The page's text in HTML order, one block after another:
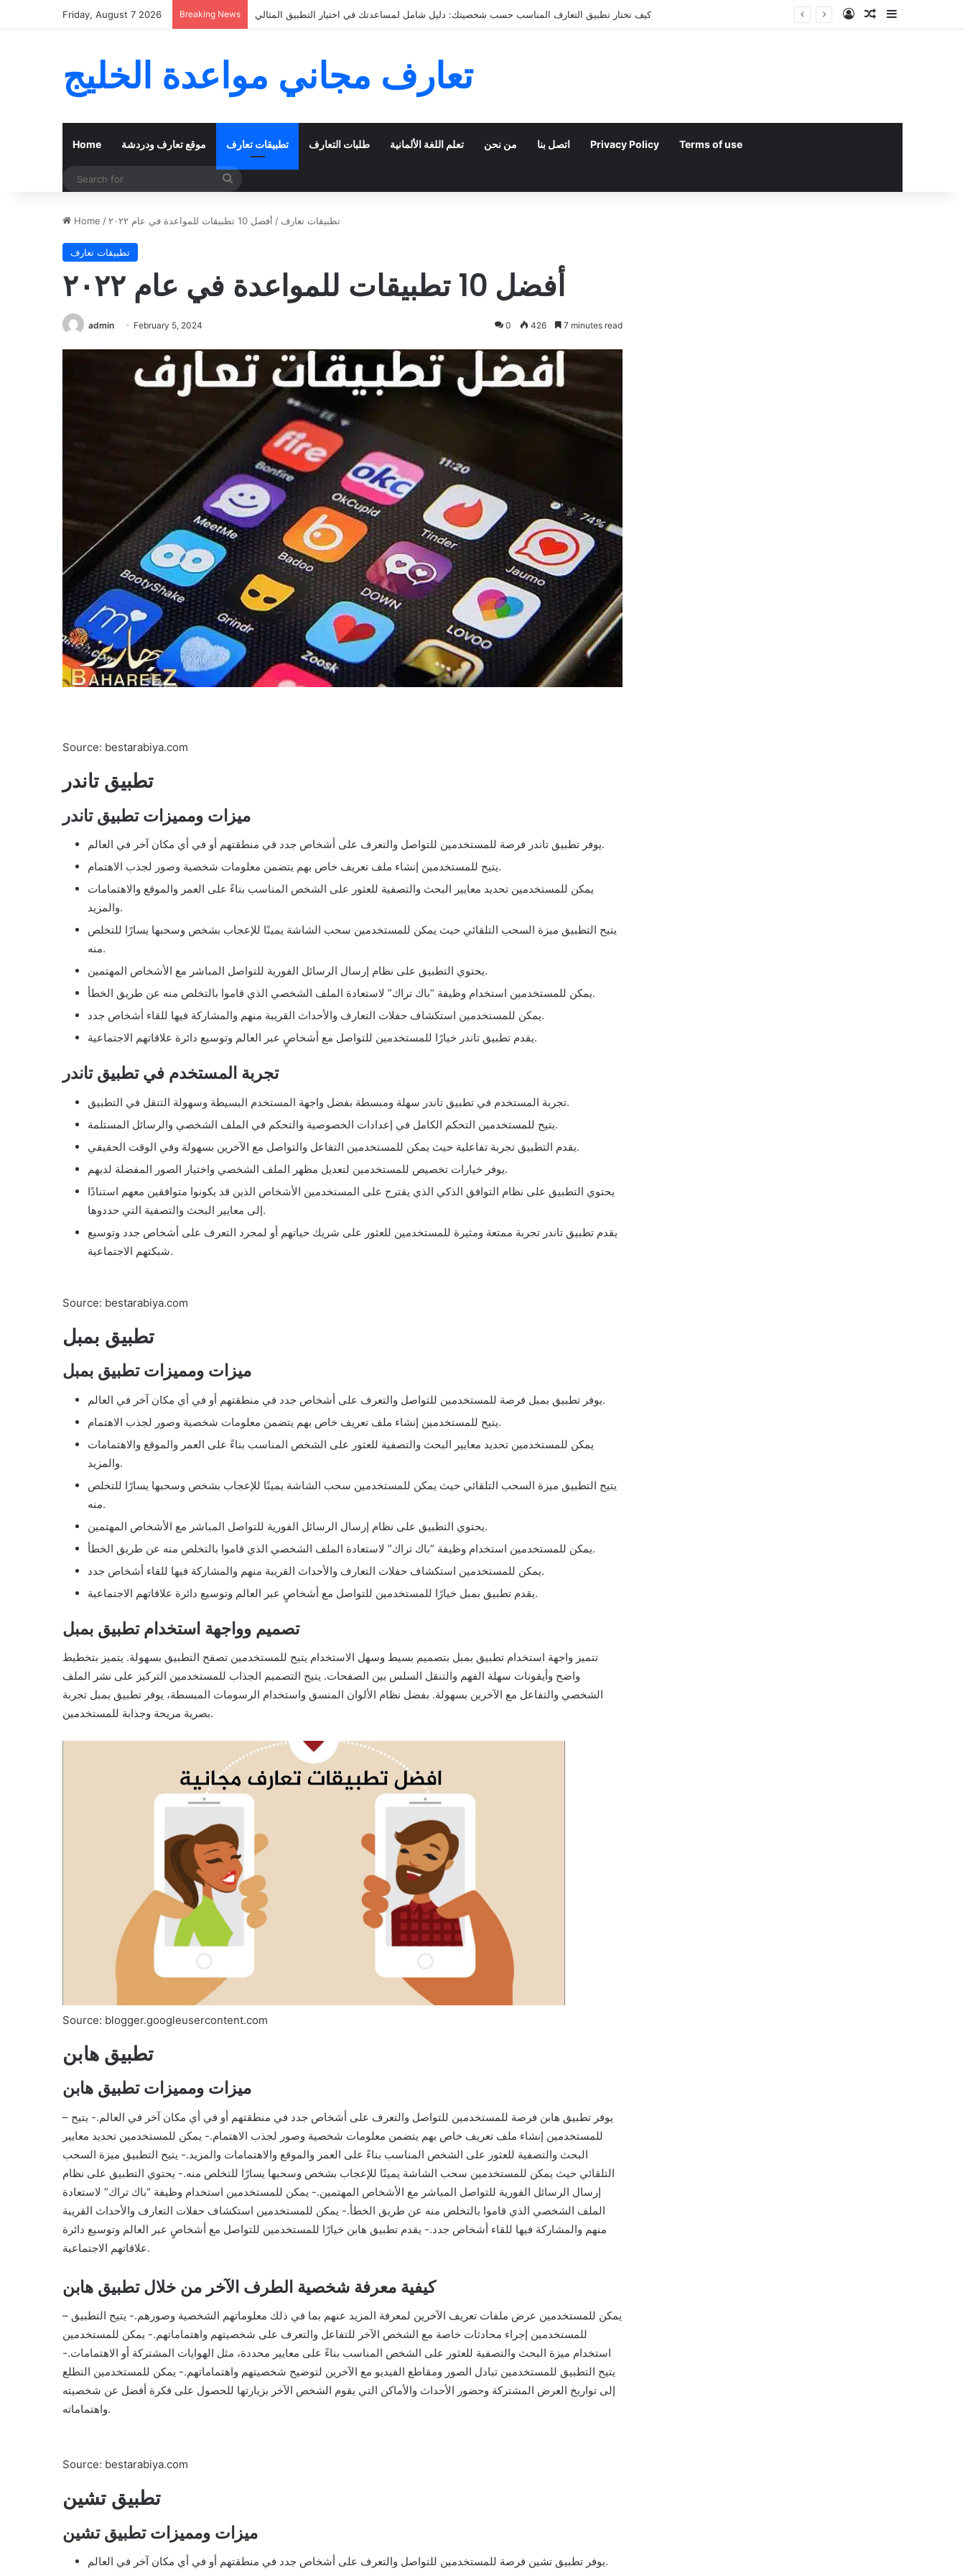
Friday, August 7 2026 Breaking News التعارف عبر الإنترنت: كيفية الانتقال من الدردشة إلى اللقاء الفعلي بنجاح Log InRandom Article
Sidebar
تعارف مجاني مواعدة الخليج
Home موقع تعارف ودردشة تطبيقات تعارف طلبات التعارف تعلم اللغة الألمانية من نحن اتصل بنا Privacy Policy Terms of use
Home / تطبيقات تعارف / أفضل 10 تطبيقات للمواعدة في عام ٢٠٢٢
تطبيقات تعارف
أفضل 10 تطبيقات للمواعدة في عام ٢٠٢٢
admin February 5, 2024 0 426 7 minutes read
Source: bestarabiya.com
تطبيق تاندر
ميزات ومميزات تطبيق تاندر
يوفر تطبيق تاندر فرصة للمستخدمين للتواصل والتعرف على أشخاص جدد في منطقتهم أو في أي مكان آخر في العالم.
يتيح للمستخدمين إنشاء ملف تعريف خاص بهم يتضمن معلومات شخصية وصور لجذب الاهتمام.
يمكن للمستخدمين تحديد معايير البحث والتصفية للعثور على الشخص المناسب بناءً على العمر والموقع والاهتمامات
والمزيد.
يتيح التطبيق ميزة السحب التلقائي حيث يمكن للمستخدمين سحب الشاشة يمينًا للإعجاب بشخص وسحبها يسارًا للتخلص
منه.
يحتوي التطبيق على نظام إرسال الرسائل الفورية للتواصل المباشر مع الأشخاص المهتمين.
يمكن للمستخدمين استخدام وظيفة “باك تراك” لاستعادة الملف الشخصي الذي قاموا بالتخلص منه عن طريق الخطأ.
يمكن للمستخدمين استكشاف حفلات التعارف والأحداث القريبة منهم والمشاركة فيها للقاء أشخاص جدد.
يقدم تطبيق تاندر خيارًا للمستخدمين للتواصل مع أشخاصٍ عبر العالم وتوسيع دائرة علاقاتهم الاجتماعية.
تجربة المستخدم في تطبيق تاندر
تجربة المستخدم في تطبيق تاندر سهلة ومبسطة بفضل واجهة المستخدم البسيطة وسهولة التنقل في التطبيق.
يتيح للمستخدمين التحكم الكامل في إعدادات الخصوصية والتحكم في الملف الشخصي والرسائل المستلمة.
يقدم التطبيق تجربة تفاعلية حيث يمكن للمستخدمين التفاعل والتواصل مع الآخرين بسهولة وفي الوقت الحقيقي.
يوفر خيارات تخصيص للمستخدمين لتعديل مظهر الملف الشخصي واختيار الصور المفضلة لديهم.
يحتوي التطبيق على نظام التوافق الذكي الذي يقترح على المستخدمين الأشخاص الذين قد يكونوا متوافقين معهم استنادًا
إلى معايير البحث والتصفية التي حددوها.
يقدم تطبيق تاندر تجربة ممتعة ومثيرة للمستخدمين للعثور على شريك حياتهم أو لمجرد التعرف على أشخاص جدد وتوسيع
شبكتهم الاجتماعية.
Source: bestarabiya.com
تطبيق بمبل
ميزات ومميزات تطبيق بمبل
يوفر تطبيق بمبل فرصة للمستخدمين للتواصل والتعرف على أشخاص جدد في منطقتهم أو في أي مكان آخر في العالم.
يتيح للمستخدمين إنشاء ملف تعريف خاص بهم يتضمن معلومات شخصية وصور لجذب الاهتمام.
يمكن للمستخدمين تحديد معايير البحث والتصفية للعثور على الشخص المناسب بناءً على العمر والموقع والاهتمامات
والمزيد.
يتيح التطبيق ميزة السحب التلقائي حيث يمكن للمستخدمين سحب الشاشة يمينًا للإعجاب بشخص وسحبها يسارًا للتخلص
منه.
يحتوي التطبيق على نظام إرسال الرسائل الفورية للتواصل المباشر مع الأشخاص المهتمين.
يمكن للمستخدمين استخدام وظيفة “باك تراك” لاستعادة الملف الشخصي الذي قاموا بالتخلص منه عن طريق الخطأ.
يمكن للمستخدمين استكشاف حفلات التعارف والأحداث القريبة منهم والمشاركة فيها للقاء أشخاص جدد.
يقدم تطبيق بمبل خيارًا للمستخدمين للتواصل مع أشخاصٍ عبر العالم وتوسيع دائرة علاقاتهم الاجتماعية.
تصميم وواجهة استخدام تطبيق بمبل
تتميز واجهة استخدام تطبيق بمبل بتصميم بسيط وسهل الاستخدام يتيح للمستخدمين تصفح التطبيق بسهولة. يتميز بتخطيط
واضح وأيقونات سهلة الفهم والتنقل السلس بين الصفحات. يتيح التصميم الجذاب للمستخدمين التركيز على نشر الملف
الشخصي والتفاعل مع الآخرين بسهولة. بفضل نظام الألوان المنسق واستخدام الرسومات المبسطة، يوفر تطبيق بمبل تجربة
بصرية مريحة وجذابة للمستخدمين.
Source: blogger.googleusercontent.com
تطبيق هابن
ميزات ومميزات تطبيق هابن
– يوفر تطبيق هابن فرصة للمستخدمين للتواصل والتعرف على أشخاص جدد في منطقتهم أو في أي مكان آخر في العالم.- يتيح
للمستخدمين إنشاء ملف تعريف خاص بهم يتضمن معلومات شخصية وصور لجذب الاهتمام.- يمكن للمستخدمين تحديد معايير
البحث والتصفية للعثور على الشخص المناسب بناءً على العمر والموقع والاهتمامات والمزيد.- يتيح التطبيق ميزة السحب
التلقائي حيث يمكن للمستخدمين سحب الشاشة يمينًا للإعجاب بشخص وسحبها يسارًا للتخلص منه.- يحتوي التطبيق على نظام
إرسال الرسائل الفورية للتواصل المباشر مع الأشخاص المهتمين.- يمكن للمستخدمين استخدام وظيفة “باك تراك” لاستعادة
الملف الشخصي الذي قاموا بالتخلص منه عن طريق الخطأ.- يمكن للمستخدمين استكشاف حفلات التعارف والأحداث القريبة
منهم والمشاركة فيها للقاء أشخاص جدد.- يقدم تطبيق هابن خيارًا للمستخدمين للتواصل مع أشخاصٍ عبر العالم وتوسيع دائرة
علاقاتهم الاجتماعية.
كيفية معرفة شخصية الطرف الآخر من خلال تطبيق هابن
– يمكن للمستخدمين عرض ملفات تعريف الآخرين لمعرفة المزيد عنهم بما في ذلك معلوماتهم الشخصية وصورهم.- يتيح التطبيق
للمستخدمين إجراء محادثات خاصة مع الشخص الآخر للتفاعل والتعرف على شخصيتهم واهتماماتهم.- يمكن للمستخدمين
استخدام ميزة البحث والتصفية للعثور على الشخص المناسب بناءً على معايير محددة، مثل الهوايات المشتركة أو الاهتمامات.-
يتيح التطبيق للمستخدمين تبادل الصور ومقاطع الفيديو مع الآخرين لتوضيح شخصيتهم واهتماماتهم.- يمكن للمستخدمين التطلع
إلى تواريخ العرض المشتركة وحضور الأحداث والأماكن التي يقوم الشخص الآخر بزيارتها للحصول على فكرة أفضل عن شخصيته
واهتماماته.
Source: bestarabiya.com
تطبيق تشين
ميزات ومميزات تطبيق تشين
يوفر تطبيق تشين فرصة للمستخدمين للتواصل والتعرف على أشخاص جدد في منطقتهم أو في أي مكان آخر في العالم.